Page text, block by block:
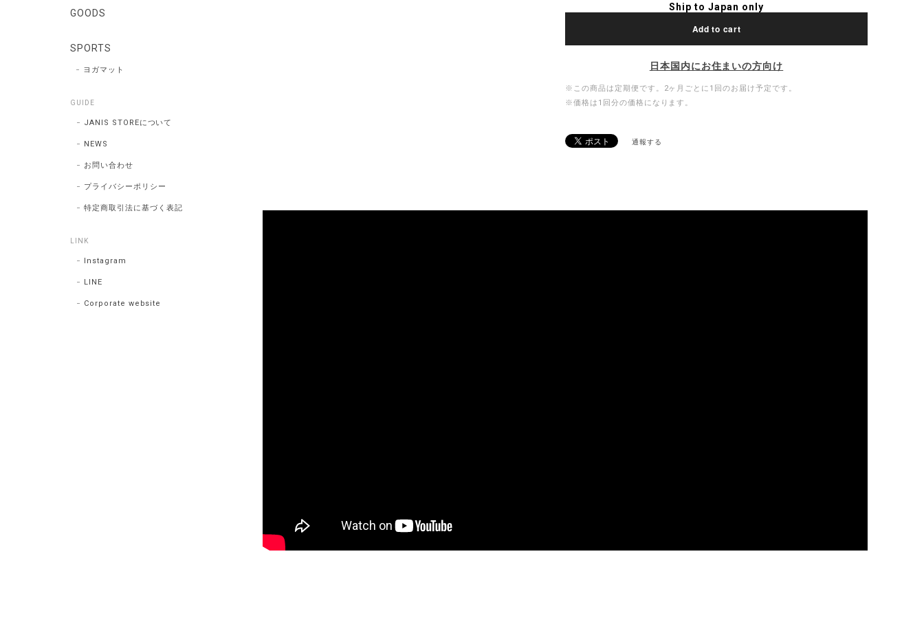
Ship to Japan only
Add to cart
日本国内にお住まいの方向け
※この商品は定期便です。2ヶ月ごとに1回のお届け予定です。
※価格は1回分の価格になります。
通報する
GOODS
SPORTS
ヨガマット
GUIDE
JANIS STOREについて
NEWS
お問い合わせ
プライバシーポリシー
特定商取引法に基づく表記
LINK
Instagram
LINE
Corporate website